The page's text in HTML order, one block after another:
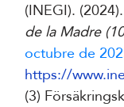
(INEGI). (2024).
de la Madre
octubre de
https://
(3)